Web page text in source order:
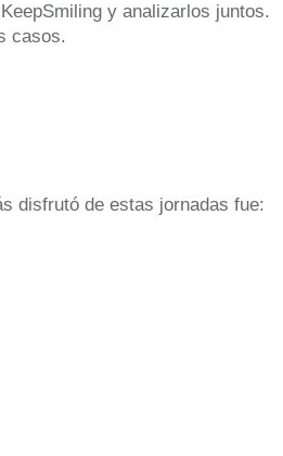
y analizarlos juntos.
casos.
disfrutó de estas jornadas fue: